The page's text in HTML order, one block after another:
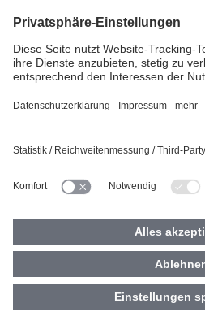
HOME KARRIERE
BARRIEREFREIHEIT
COOKIES